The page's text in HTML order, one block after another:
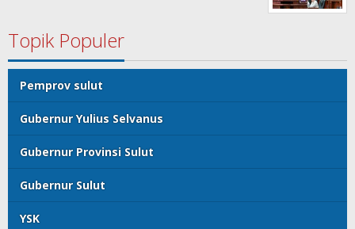
Topik Populer
Pemprov sulut
Gubernur Yulius Selvanus
Gubernur Provinsi Sulut
Gubernur Sulut
YSK